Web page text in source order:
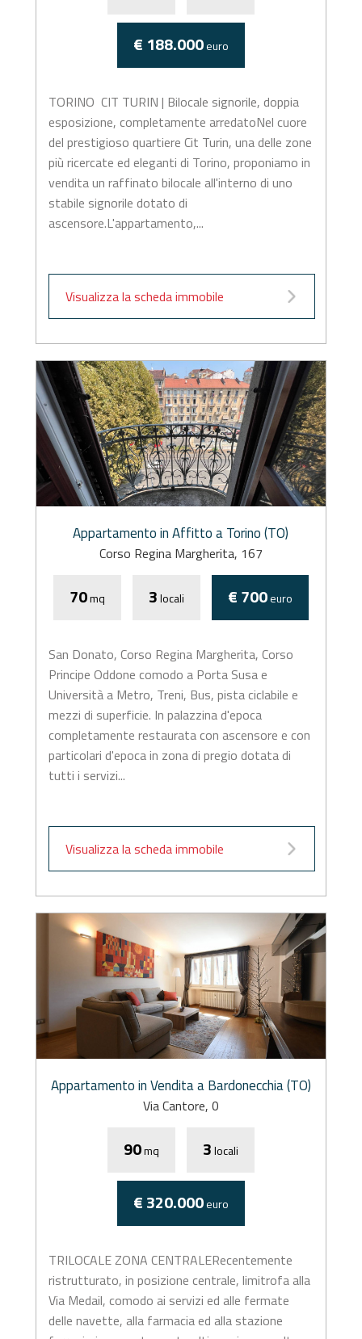
€ 188.000euro
TORINO  CIT TURIN | Bilocale signorile, doppia
esposizione, completamente arredatoNel cuore
del prestigioso quartiere Cit Turin, una delle zone
più ricercate ed eleganti di Torino, proponiamo in
vendita un raffinato bilocale all'interno di uno
stabile signorile dotato di
ascensore.L'appartamento,...
Visualizza la scheda immobile
Appartamento in Affitto a Torino (TO)
Corso Regina Margherita, 167
70mq 3locali € 700euro
San Donato, Corso Regina Margherita, Corso
Principe Oddone comodo a Porta Susa e
Università a Metro, Treni, Bus, pista ciclabile e
mezzi di superficie. In palazzina d'epoca
completamente restaurata con ascensore e con
particolari d'epoca in zona di pregio dotata di
tutti i servizi...
Visualizza la scheda immobile
Appartamento in Vendita a Bardonecchia (TO)
Via Cantore, 0
90mq 3locali
€ 320.000euro
TRILOCALE ZONA CENTRALERecentemente
ristrutturato, in posizione centrale, limitrofa alla
Via Medail, comodo ai servizi ed alle fermate
delle navette, alla farmacia ed alla stazione